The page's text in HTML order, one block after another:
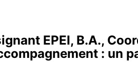
EPEI, B.A.,
: un